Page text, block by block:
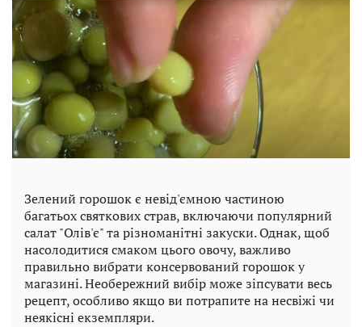
Зелений горошок є невід'ємною частиною
багатьох святкових страв, включаючи популярний
салат "Олів'є" та різноманітні закуски. Однак, щоб
насолодитися смаком цього овочу, важливо
правильно вибрати консервований горошок у
магазині. Необережний вибір може зіпсувати весь
рецепт, особливо якщо ви потрапите на несвіжі чи
неякісні екземпляри.